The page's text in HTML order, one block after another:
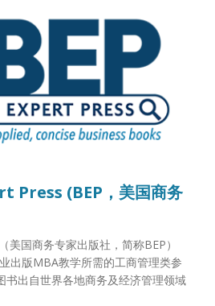
Press (BEP，美国商务
美国商务专家出版社，简称BEP）
出版MBA教学所需的工商管理类参
书出自世界各地商务及经济管理领域